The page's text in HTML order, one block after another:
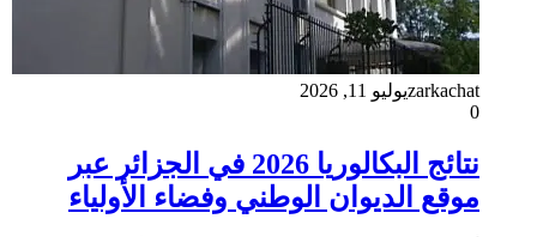
zarkachatيوليو 11, 2026
0
نتائج البكالوريا 2026 في الجزائر عبر
موقع الديوان الوطني وفضاء الأولياء